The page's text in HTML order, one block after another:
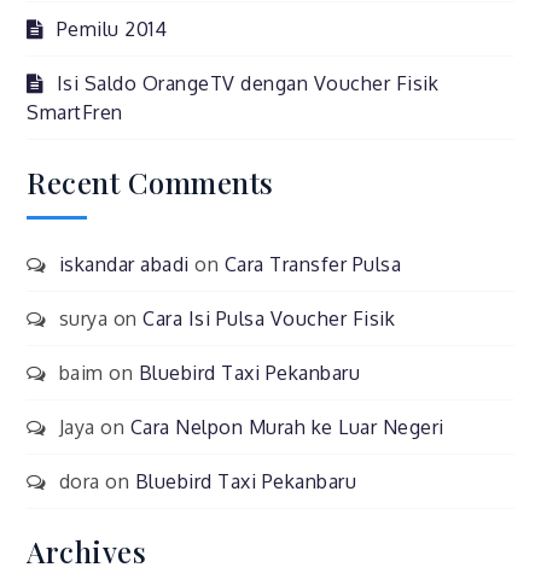
Pemilu 2014
Isi Saldo OrangeTV dengan Voucher Fisik
SmartFren
Recent Comments
iskandar abadi on Cara Transfer Pulsa
surya onCara Isi Pulsa Voucher Fisik
baim on Bluebird Taxi Pekanbaru
Jaya on Cara Nelpon Murah ke Luar Negeri
dora on Bluebird Taxi Pekanbaru
Archives